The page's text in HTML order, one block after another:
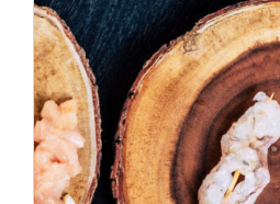
ADD TO CART /